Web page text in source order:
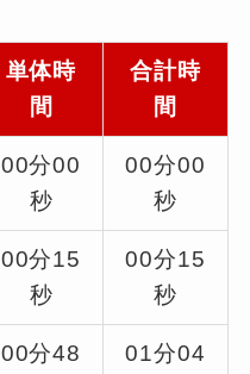
単体時
間
合計時
間
00分00
秒
00分00
秒
00分15
秒
00分15
秒
00分48
01分04